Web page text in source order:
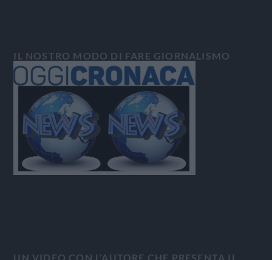
IL NOSTRO MODO DI FARE GIORNALISMO
UN VIDEO CON L’AUTORE CHE PRESENTA IL